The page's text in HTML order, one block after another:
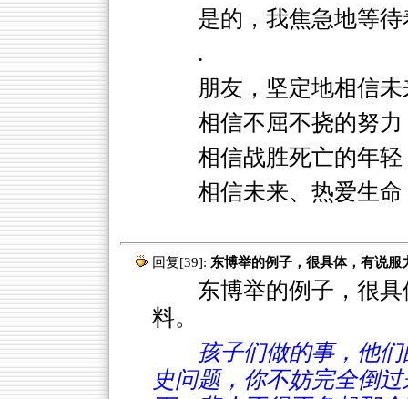
是的，我焦急地等
.
朋友，坚定地相信未
相信不屈不挠的努力
相信战胜死亡的年轻
相信未来、热爱生命
回复[39]: 东博举的例子，很具体，有说服
东博举的例子，很具
料。
孩子们做的事，他
史问题，你不妨完全倒